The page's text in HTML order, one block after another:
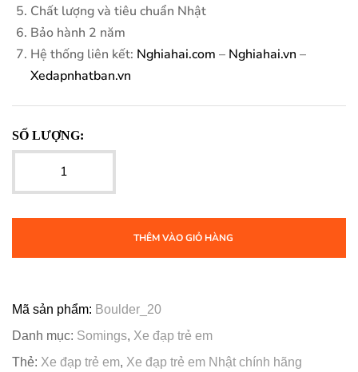
Chất lượng và tiêu chuẩn Nhật
Bảo hành 2 năm
Hệ thống liên kết: Nghiahai.com – Nghiahai.vn –
Xedapnhatban.vn
SỐ LƯỢNG:
THÊM VÀO GIỎ HÀNG
Mã sản phẩm: Boulder_20
Danh mục: Somings, Xe đạp trẻ em
Thẻ: Xe đạp trẻ em, Xe đạp trẻ em Nhật chính hãng